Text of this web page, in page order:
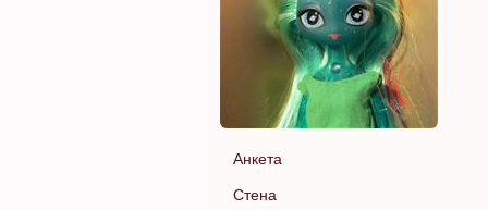
Анкета
Стена